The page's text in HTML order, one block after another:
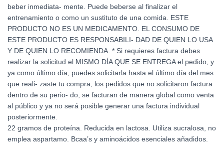
beber inmediata- mente. Puede beberse al finalizar el
entrenamiento o como un sustituto de una comida. ESTE
PRODUCTO NO ES UN MEDICAMENTO. EL CONSUMO DE
ESTE PRODUCTO ES RESPONSABILI- DAD DE QUIEN LO USA
Y DE QUIEN LO RECOMIENDA. * Si requieres factura debes
realizar la solicitud el MISMO DÍA QUE SE ENTREGA el pedido, y
ya como último día, puedes solicitarla hasta el último día del mes
que reali- zaste tu compra, los pedidos que no solicitaron factura
dentro de su perio- do, se facturan de manera global como venta
al público y ya no será posible generar una factura individual
posteriormente.
22 gramos de proteína. Reducida en lactosa. Utiliza sucralosa, no
emplea aspartamo. Bcaa’s y aminoácidos esenciales añadidos.